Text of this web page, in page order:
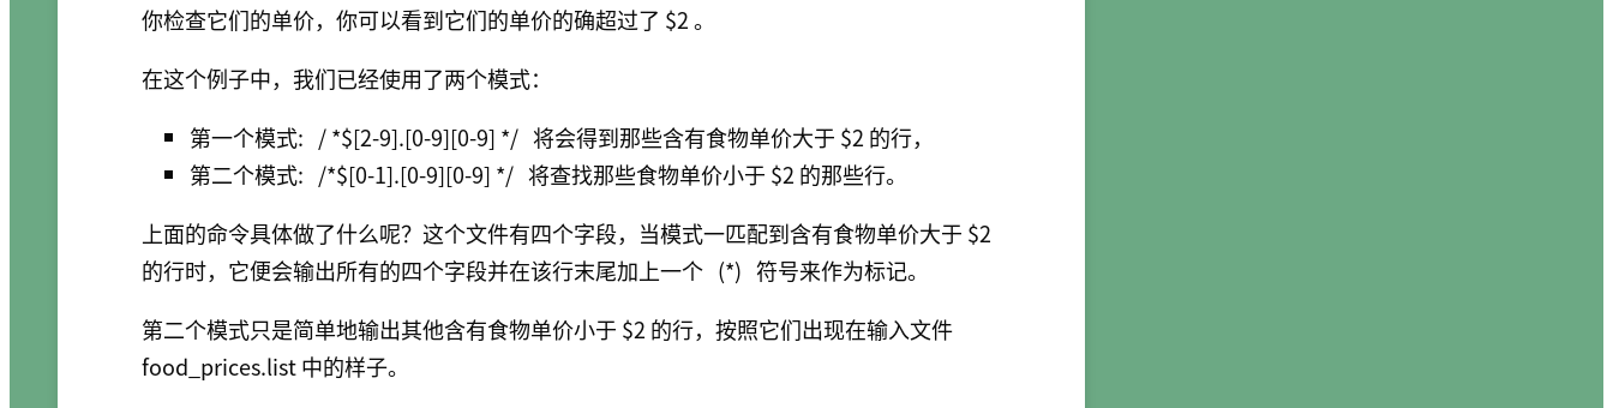
你检查它们的单价，你可以看到它们的单价的确超过了 $2 。
在这个例子中，我们已经使用了两个模式：
第一个模式: / *$[2-9].[0-9][0-9] */ 将会得到那些含有食物单价大于 $2 的行，
第二个模式: /*$[0-1].[0-9][0-9] */ 将查找那些食物单价小于 $2 的那些行。
上面的命令具体做了什么呢？这个文件有四个字段，当模式一匹配到含有食物单价大于 $2
的行时，它便会输出所有的四个字段并在该行末尾加上一个 (*) 符号来作为标记。
第二个模式只是简单地输出其他含有食物单价小于 $2 的行，按照它们出现在输入文件
food_prices.list 中的样子。